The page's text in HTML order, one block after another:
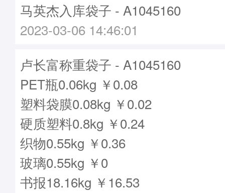
马英杰入库袋子 - A1045160
2023-03-06 14:46:01
卢长富称重袋子 - A1045160
PET瓶0.06kg ￥0.08
塑料袋膜0.08kg ￥0.02
硬质塑料0.8kg ￥0.24
织物0.55kg ￥0.36
玻璃0.55kg ￥0
书报18.16kg ￥16.53